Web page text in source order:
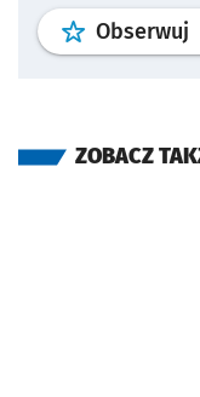
Obserwuj
ZOBACZ